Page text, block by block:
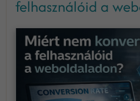
felhasználóid a